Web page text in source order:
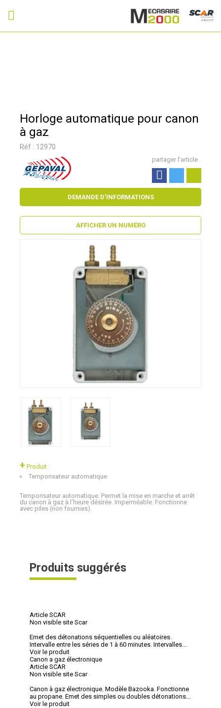
Adhérent
Horloge automatique pour canon
à gaz
Réf : 12970
+ Produit :
Temporisateur automatique
partager l'article
Temporisateur automatique. Permet la mise en marche et arrêt
du canon à gaz à l’heure désirée. Imperméable. Fonctionne
avec piles (non fournies).
DEMANDE D'INFORMATIONS
AFFICHER UN NUMÉRO
Produits suggérés
Article SCAR
Non visible site Scar
Emet des détonations séquentielles ou aléatoires.
Intervalle entre les séries de 1 à 60 minutes. Intervalles...
Voir le produit
Canon a gaz électronique
Article SCAR
Non visible site Scar
Canon à gaz électronique. Modèle Bazooka. Fonctionne
au propane. Emet des simples ou doubles détonations...
Voir le produit